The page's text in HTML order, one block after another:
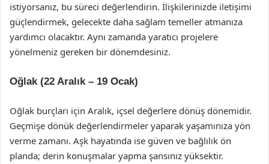
istiyorsanız, bu süreci değerlendirin. İlişkilerinizde iletişimi
güçlendirmek, gelecekte daha sağlam temeller atmanıza
yardımcı olacaktır. Aynı zamanda yaratıcı projelere
yönelmeniz gereken bir dönemdesiniz.
Oğlak (22 Aralık – 19 Ocak)
Oğlak burçları için Aralık, içsel değerlere dönüş dönemidir.
Geçmişe dönük değerlendirmeler yaparak yaşamınıza yön
verme zamanı. Aşk hayatında ise güven ve bağlılık ön
planda; derin konuşmalar yapma şansınız yüksektir.